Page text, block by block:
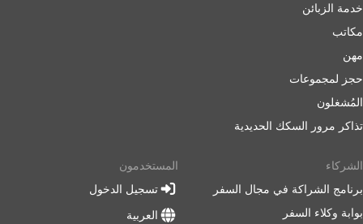
خدمة الزبائن
مكاتب
مهن
حجز لمجموعات
المُشغلون
تذاكر مرور السكك الحديدية
الشركاء
برنامج الشراكة في مجال السفر
بوابة وكلاء السفر
المستخدمون
تسجيل الدخول
العربية